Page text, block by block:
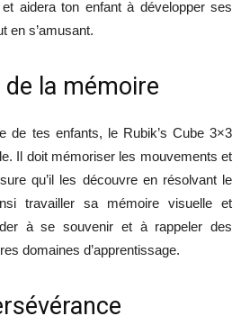
aidera ton enfant à développer ses
en s’amusant.
la mémoire
de tes enfants, le Rubik’s Cube 3×3
Il doit mémoriser les mouvements et
qu’il les découvre en résolvant le
travailler sa mémoire visuelle et
à se souvenir et à rappeler des
domaines d’apprentissage.